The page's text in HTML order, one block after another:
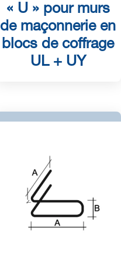
« U » pour murs
de maçonnerie en
blocs de coffrage
UL + UY